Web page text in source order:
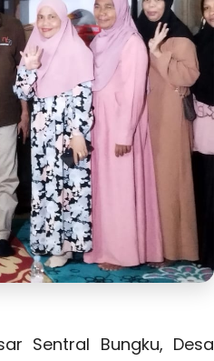
Sentral Bungku, Desa